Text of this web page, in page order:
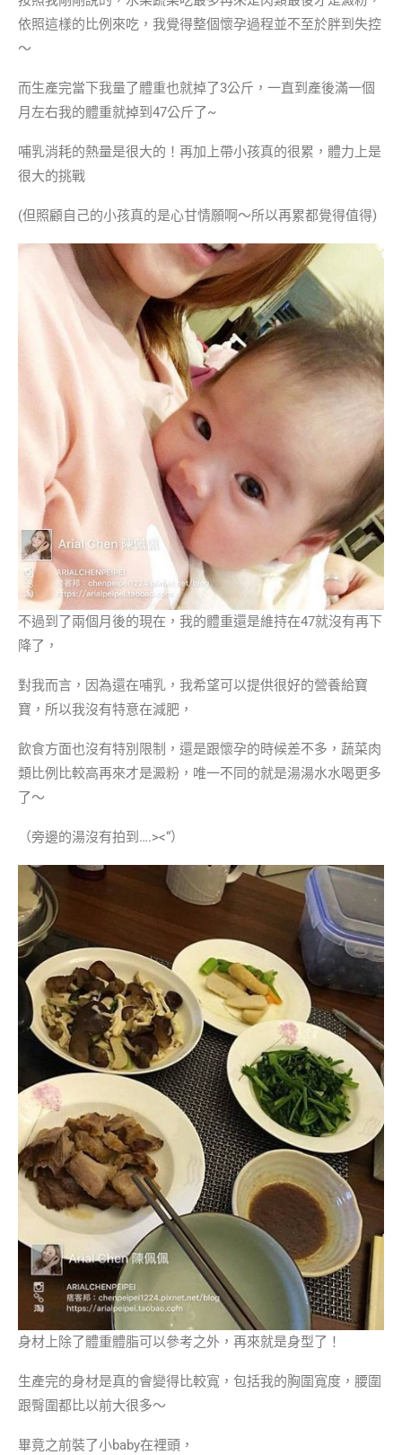
依照這樣的比例來吃，我覺得整個懷孕過程並不至於胖到失控
～
而生產完當下我量了體重也就掉了3公斤，一直到產後滿一個
月左右我的體重就掉到47公斤了~
哺乳消耗的熱量是很大的！再加上帶小孩真的很累，體力上是
很大的挑戰
(但照顧自己的小孩真的是心甘情願啊～所以再累都覺得值得)
不過到了兩個月後的現在，我的體重還是維持在47就沒有再下
降了，
對我而言，因為還在哺乳，我希望可以提供很好的營養給寶
寶，所以我沒有特意在減肥，
飲食方面也沒有特別限制，還是跟懷孕的時候差不多，蔬菜肉
類比例比較高再來才是澱粉，唯一不同的就是湯湯水水喝更多
了～
（旁邊的湯沒有拍到….><“）
身材上除了體重體脂可以參考之外，再來就是身型了！
生產完的身材是真的會變得比較寬，包括我的胸圍寬度，腰圍
跟臀圍都比以前大很多～
畢竟之前裝了小baby在裡頭，